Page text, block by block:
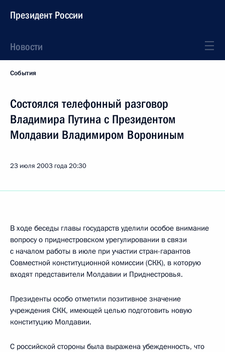
Президент России
Новости
События
Состоялся телефонный разговор
Владимира Путина с Президентом
Молдавии Владимиром Ворониным
23 июля 2003 года20:30
В ходе беседы главы государств уделили особое внимание
вопросу о приднестровском урегулировании в связи
с началом работы в июле при участии стран-гарантов
Совместной конституционной комиссии (СКК), в которую
входят представители Молдавии и Приднестровья.
Президенты особо отметили позитивное значение
учреждения СКК, имеющей целью подготовить новую
конституцию Молдавии.
С российской стороны была выражена убежденность, что